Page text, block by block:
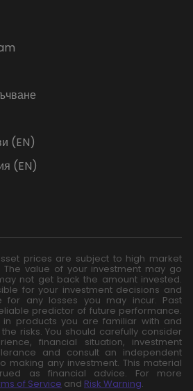
(EN)
(EN)
prices are subject to high market
The value of your investment may go
not get back the amount invested.
for your investment decisions and
for any losses you may incur. Past
predictor of future performance.
in products you are familiar with and
risks. You should carefully consider
financial situation, investment
and consult an independent
making any investment. This material
as financial advice. For more
of Service and Risk Warning.